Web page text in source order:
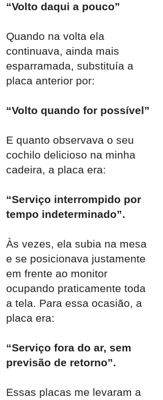
“Volto daqui a pouco”
Quando na volta ela
continuava, ainda mais
esparramada, substituía a
placa anterior por:
“Volto quando for possível”
E quanto observava o seu
cochilo delicioso na minha
cadeira, a placa era:
“Serviço interrompido por
tempo indeterminado”.
Às vezes, ela subia na mesa
e se posicionava justamente
em frente ao monitor
ocupando praticamente toda
a tela. Para essa ocasião, a
placa era:
“Serviço fora do ar, sem
previsão de retorno”.
Essas placas me levaram a